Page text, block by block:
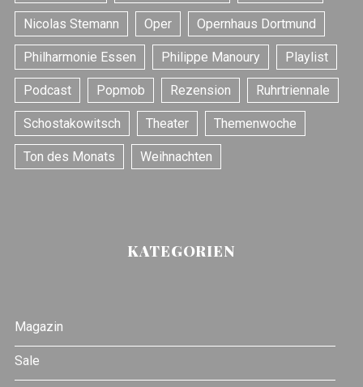
Nicolas Stemann Oper Opernhaus Dortmund
Philharmonie Essen Philippe Manoury Playlist
Podcast Popmob Rezension Ruhrtriennale
Schostakowitsch Theater Themenwoche
Ton des Monats Weihnachten
KATEGORIEN
Magazin
Sale